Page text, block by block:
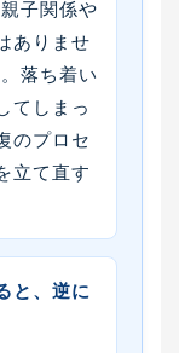
子関係や
ありませ
落ち着い
てしまっ
のプロセ
立て直す
と、逆に